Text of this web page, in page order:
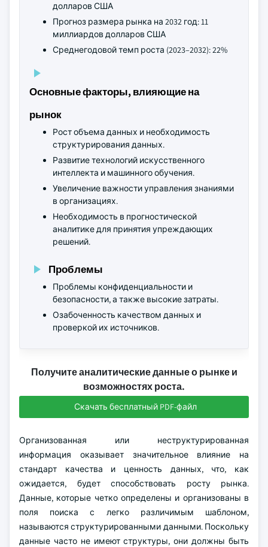
долларов США
Прогноз размера рынка на 2032 год: 11
миллиардов долларов США
Среднегодовой темп роста (2023–2032): 22%
Основные факторы, влияющие на
рынок
Рост объема данных и необходимость
структурирования данных.
Развитие технологий искусственного
интеллекта и машинного обучения.
Увеличение важности управления знаниями
в организациях.
Необходимость в прогностической
аналитике для принятия упреждающих
решений.
Проблемы
Проблемы конфиденциальности и
безопасности, а также высокие затраты.
Озабоченность качеством данных и
проверкой их источников.
Получите аналитические данные о рынке и
возможностях роста.
Скачать бесплатный PDF-файл
Организованная или неструктурированная
информация оказывает значительное влияние на
стандарт качества и ценность данных, что, как
ожидается, будет способствовать росту рынка.
Данные, которые четко определены и организованы в
поля поиска с легко различимым шаблоном,
называются структурированными данными. Поскольку
данные часто не имеют структуры, они должны быть